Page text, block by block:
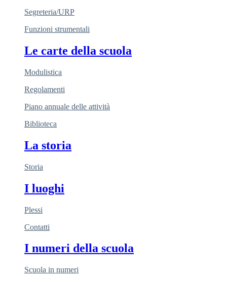
Segreteria/URP
Funzioni strumentali
Le carte della scuola
Modulistica
Regolamenti
Piano annuale delle attività
Biblioteca
La storia
Storia
I luoghi
Plessi
Contatti
I numeri della scuola
Scuola in numeri